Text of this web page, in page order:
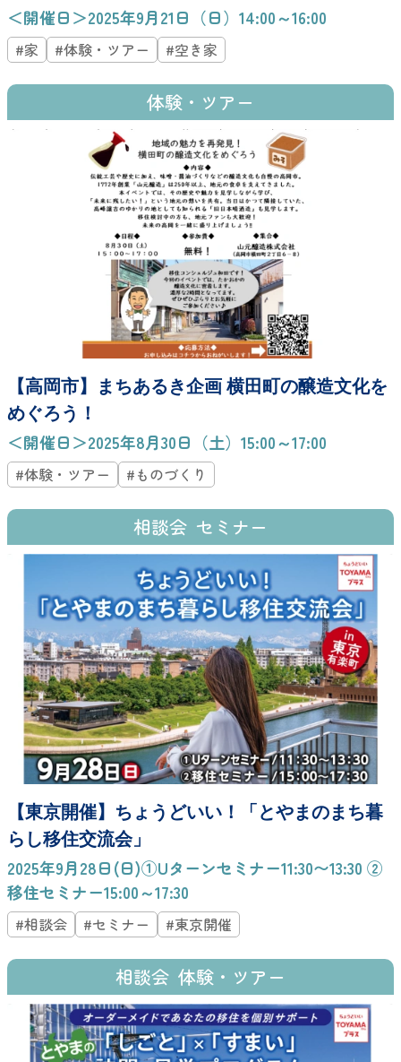
＜開催日＞2025年9月21日（日）14:00～16:00
#家 #体験・ツアー #空き家
体験・ツアー
【高岡市】まちあるき企画 横田町の醸造文化を
めぐろう！
＜開催日＞2025年8月30日（土）15:00～17:00
#体験・ツアー #ものづくり
相談会 セミナー
【東京開催】ちょうどいい！「とやまのまち暮
らし移住交流会」
2025年9月28日(日)①Uターンセミナー11:30〜13:30 ②
移住セミナー15:00～17:30
#相談会 #セミナー #東京開催
相談会 体験・ツアー